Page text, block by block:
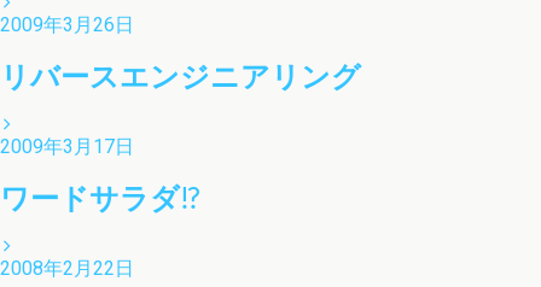
2009年3月26日
リバースエンジニアリング
2009年3月17日
ワードサラダ!?
2008年2月22日